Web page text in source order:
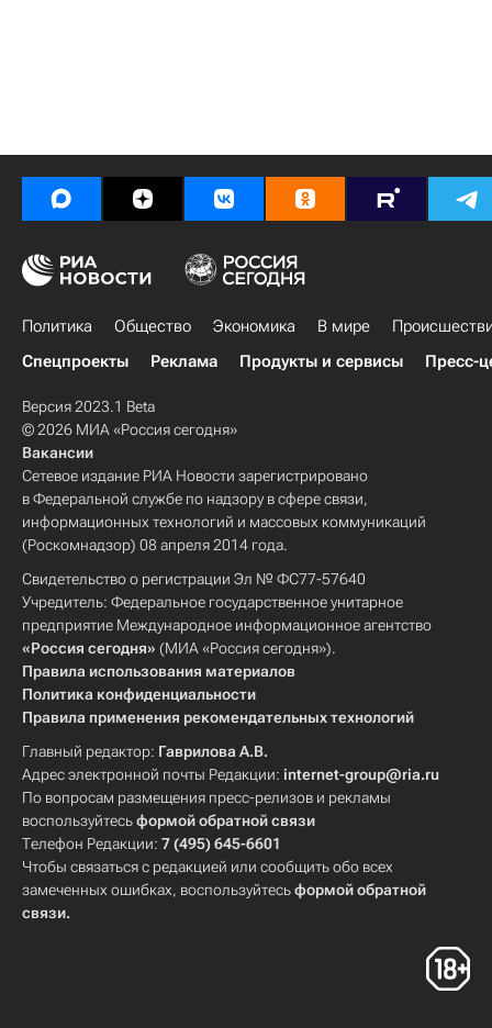
Политика Общество Экономика В мире
Спецпроекты
Реклама Продукты и сервисы Пресс-
Версия 2023.1 Beta
© 2026 МИА «Россия сегодня»
Вакансии
Сетевое издание РИА Новости зарегистрировано
в Федеральной службе по надзору в сфере связи,
информационных технологий и массовых коммуникаций
(Роскомнадзор) 08 апреля 2014 года.
Свидетельство о регистрации Эл № ФС77-57640
Учредитель: Федеральное государственное унитарное
предприятие Международное информационное агентство
«Россия сегодня» (МИА «Россия сегодня»).
Правила использования материалов
Политика конфиденциальности
Правила применения рекомендательных технологий
Главный редактор: Гаврилова А.В.
Адрес электронной почты Редакции: internet-group@ria.ru
По вопросам размещения пресс-релизов и рекламы
воспользуйтесьформой обратной связи
Телефон Редакции: 7 (495) 645-6601
Чтобы связаться с редакцией или сообщить обо всех
замеченных ошибках, воспользуйтесьформой обратной
связи.